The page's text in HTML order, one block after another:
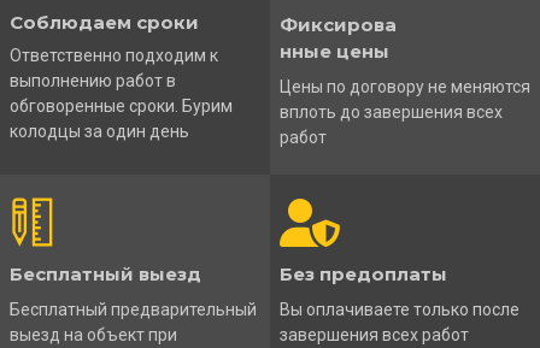
Соблюдаем сроки
Ответственно подходим к
выполнению работ в
обговоренные сроки. Бурим
колодцы за один день
Фиксирова
нные цены
Цены по договору не меняются
вплоть до завершения всех
работ
Бесплатный выезд
Бесплатный предварительный
выезд на объект при
Без предоплаты
Вы оплачиваете только после
завершения всех работ